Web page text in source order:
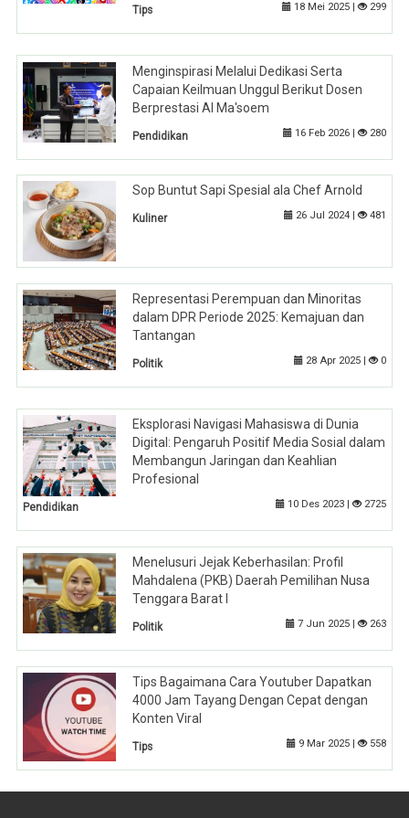
Tips 18 Mei 2025 | 299
Menginspirasi Melalui Dedikasi Serta
Capaian Keilmuan Unggul Berikut Dosen
Berprestasi Al Ma'soem
Pendidikan 16 Feb 2026 | 280
Sop Buntut Sapi Spesial ala Chef Arnold
Kuliner 26 Jul 2024 | 481
Representasi Perempuan dan Minoritas
dalam DPR Periode 2025: Kemajuan dan
Tantangan
Politik 28 Apr 2025 | 0
Eksplorasi Navigasi Mahasiswa di Dunia
Digital: Pengaruh Positif Media Sosial dalam
Membangun Jaringan dan Keahlian
Profesional
Pendidikan 10 Des 2023 | 2725
Menelusuri Jejak Keberhasilan: Profil
Mahdalena (PKB) Daerah Pemilihan Nusa
Tenggara Barat I
Politik 7 Jun 2025 | 263
Tips Bagaimana Cara Youtuber Dapatkan
4000 Jam Tayang Dengan Cepat dengan
Konten Viral
Tips 9 Mar 2025 | 558